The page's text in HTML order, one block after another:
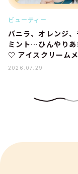
ビューティー
バニラ、オレンジ、
ミント…ひんやりあ
♡ アイスクリーム
2026.07.29